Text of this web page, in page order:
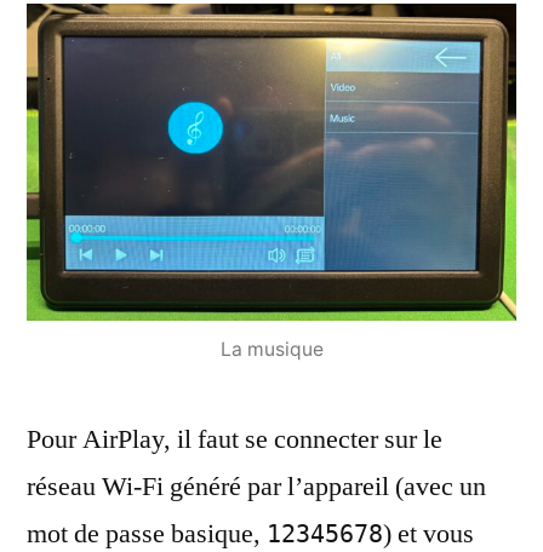
La musique
Pour AirPlay, il faut se connecter sur le
réseau Wi-Fi généré par l’appareil (avec un
mot de passe basique, 12345678) et vous